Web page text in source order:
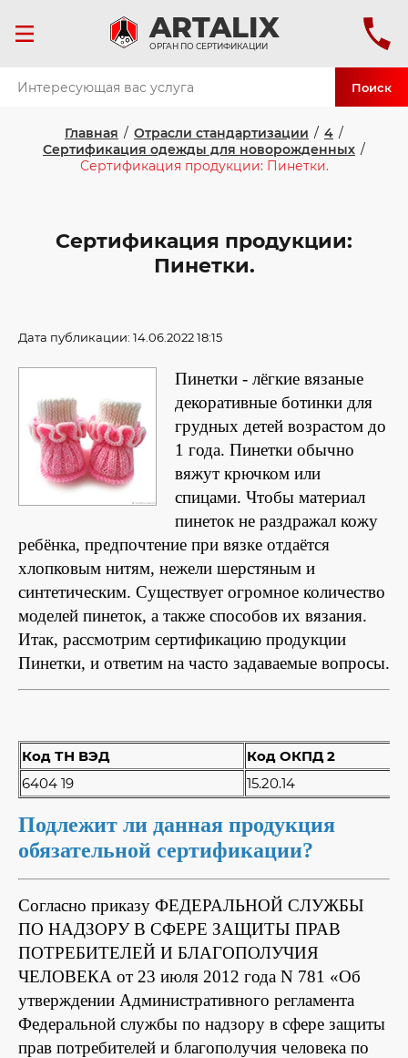
ARTALIX
ОРГАН ПО СЕРТИФИКАЦИИ
Поиск
Главная / Отрасли стандартизации / 4 /
Сертификация одежды для новорожденных /
Сертификация продукции: Пинетки.
Сертификация продукции:
Пинетки.
Дата публикации: 14.06.2022 18:15
Пинетки - лёгкие вязаные
декоративные ботинки для
грудных детей возрастом до
1 года. Пинетки обычно
вяжут крючком или
спицами. Чтобы материал
пинеток не раздражал кожу
ребёнка, предпочтение при вязке отдаётся
хлопковым нитям, нежели шерстяным и
синтетическим. Существует огромное количество
моделей пинеток, а также способов их вязания.
Итак, рассмотрим сертификацию продукции
Пинетки, и ответим на часто задаваемые вопросы.
Код ТН ВЭД
Код ОКПД 2
6404 19
15.20.14
Подлежит ли данная продукция
обязательной сертификации?
Согласно приказу ФЕДЕРАЛЬНОЙ СЛУЖБЫ
ПО НАДЗОРУ В СФЕРЕ ЗАЩИТЫ ПРАВ
ПОТРЕБИТЕЛЕЙ И БЛАГОПОЛУЧИЯ
ЧЕЛОВЕКА от 23 июля 2012 года N 781 «Об
утверждении Административного регламента
Федеральной службы по надзору в сфере защиты
прав потребителей и благополучия человека по